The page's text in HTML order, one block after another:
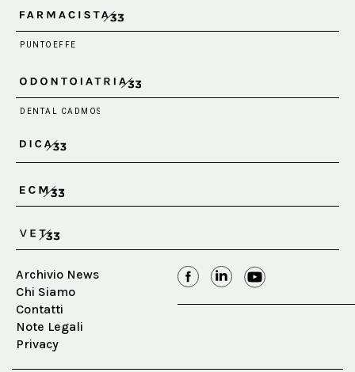
Archivio News
Chi Siamo
Contatti
Note Legali
Privacy